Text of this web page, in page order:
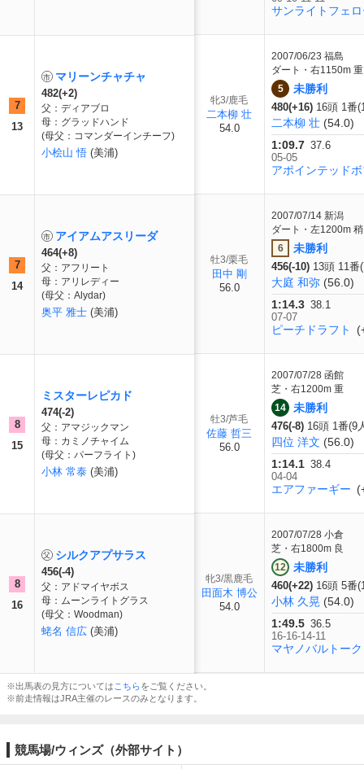
7
13
マリーンチャチャ
482(+2)
父：ディアブロ
母：グラッドハンド
(母父：コマンダーインチーフ)
小桧山 悟 (美浦)
7
14
アイアムアスリーダ
464(+8)
父：アフリート
母：アリレディー
(母父：Alydar)
奥平 雅士 (美浦)
8
15
ミスターレピカド
474(-2)
父：アマジックマン
母：カミノチャイム
(母父：パーフライト)
小林 常泰 (美浦)
8
16
シルクアプサラス
456(-4)
父：アドマイヤボス
母：ムーンライトグラス
(母父：Woodman)
蛯名 信広 (美浦)
サンライトフェ
牝3/鹿毛
二本柳 壮
54.0
2007/06/23 福島
ダート・右1150m 重
5
未勝利
480(+16) 16頭 1番
二本柳 壮 (54.0)
1:09.7 37.6
05-05
アポインテッド
牡3/栗毛
田中 剛
56.0
2007/07/14 新潟
ダート・左1200m 稍
6
未勝利
456(-10) 13頭 11番
大庭 和弥 (56.0)
1:14.3 38.1
07-07
ピーチドラフト
牡3/芦毛
佐藤 哲三
56.0
2007/07/28 函館
芝・右1200m 重
14
未勝利
476(-8) 16頭 1番(9
四位 洋文 (56.0)
1:14.1 38.4
04-04
エアファーギー
牝3/黒鹿毛
田面木 博公
54.0
2007/07/28 小倉
芝・右1800m 良
12
未勝利
460(+22) 16頭 5番
小林 久晃 (54.0)
1:49.5 36.5
16-16-14-11
マヤノバルトーク
※出馬表の見方については こちらをご覧ください。
※前走情報はJRA主催のレースのみとなります。
競馬場/ウィンズ（外部サイト）